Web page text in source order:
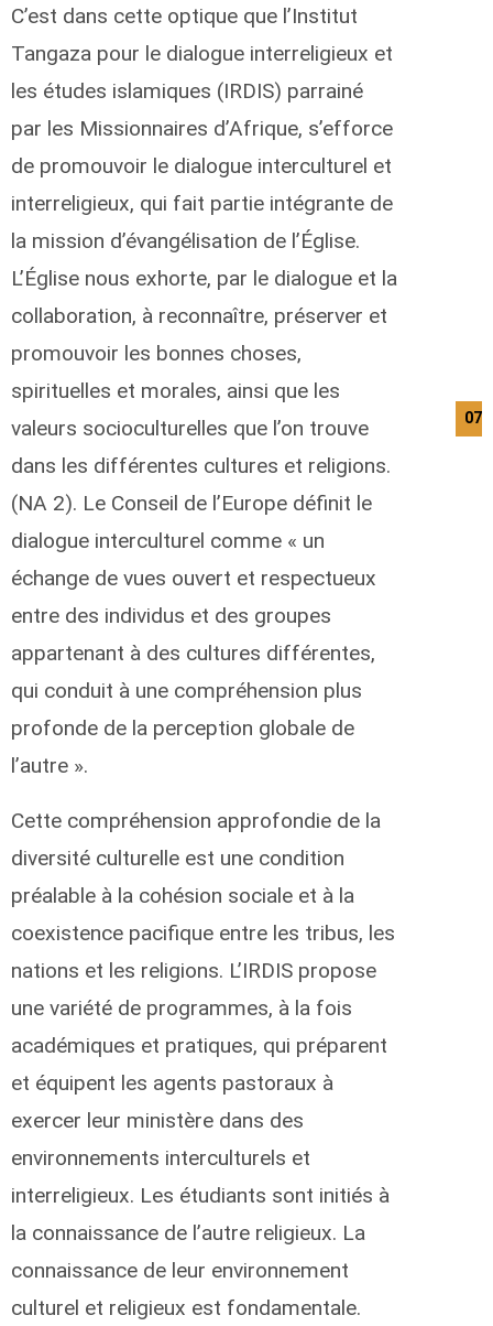
C’est dans cette optique que l’Institut
Tangaza pour le dialogue interreligieux et
les études islamiques (IRDIS) parrainé
par les Missionnaires d’Afrique, s’efforce
de promouvoir le dialogue interculturel et
interreligieux, qui fait partie intégrante de
la mission d’évangélisation de l’Église.
L’Église nous exhorte, par le dialogue et la
collaboration, à reconnaître, préserver et
promouvoir les bonnes choses,
spirituelles et morales, ainsi que les
valeurs socioculturelles que l’on trouve
dans les différentes cultures et religions.
(NA 2). Le Conseil de l’Europe définit le
dialogue interculturel comme « un
échange de vues ouvert et respectueux
entre des individus et des groupes
appartenant à des cultures différentes,
qui conduit à une compréhension plus
profonde de la perception globale de
l’autre ».
Cette compréhension approfondie de la
diversité culturelle est une condition
préalable à la cohésion sociale et à la
coexistence pacifique entre les tribus, les
nations et les religions. L’IRDIS propose
une variété de programmes, à la fois
académiques et pratiques, qui préparent
et équipent les agents pastoraux à
exercer leur ministère dans des
environnements interculturels et
interreligieux. Les étudiants sont initiés à
la connaissance de l’autre religieux. La
connaissance de leur environnement
culturel et religieux est fondamentale.
07/